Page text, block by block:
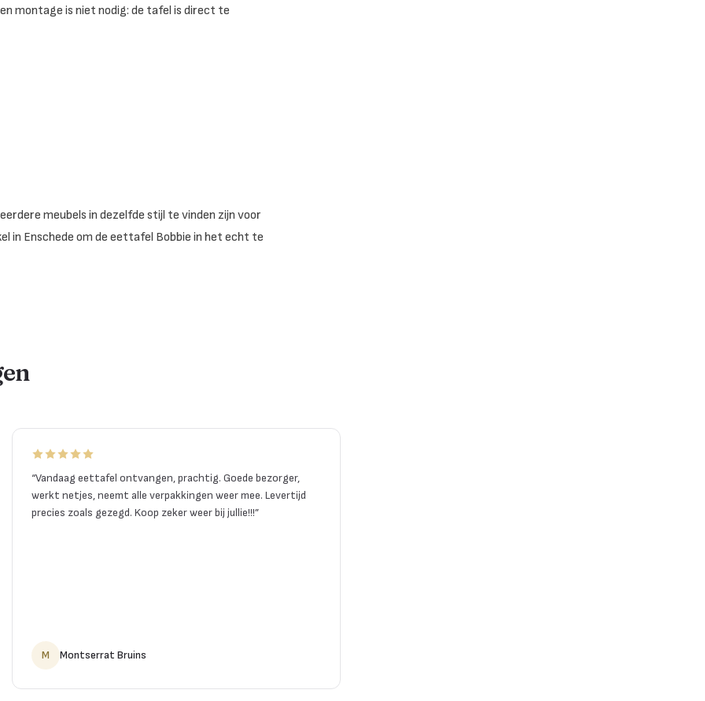
montage is niet nodig: de tafel is direct te
meubels in dezelfde stijl te vinden zijn voor
in Enschede om de eettafel Bobbie in het echt te
“Vandaag eettafel ontvangen, prachtig. Goede bezorger,
werkt netjes, neemt alle verpakkingen weer mee. Levertijd
precies zoals gezegd. Koop zeker weer bij jullie!!!”
M Montserrat Bruins